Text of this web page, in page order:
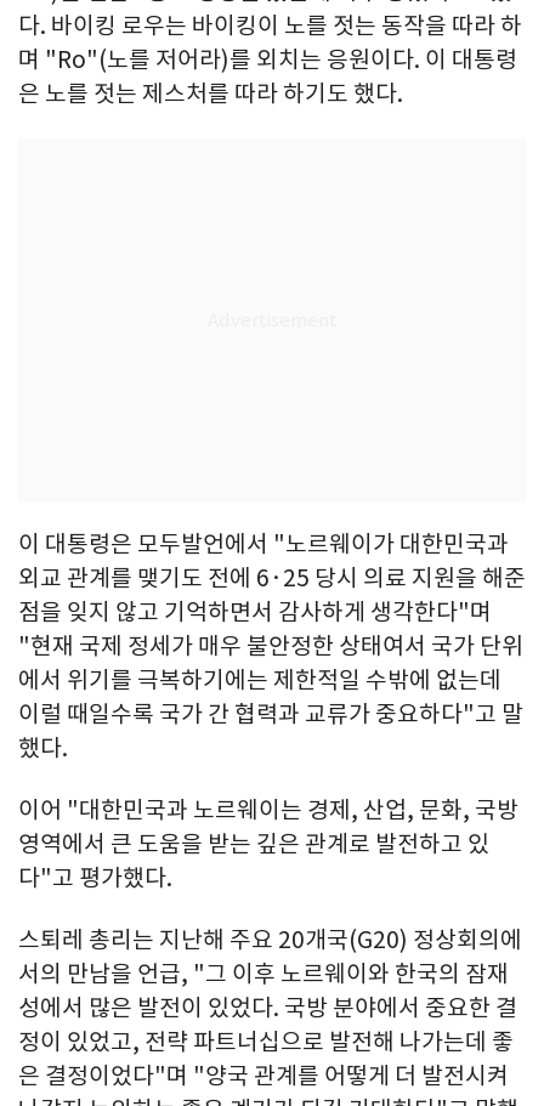
다. 바이킹 로우는 바이킹이 노를 젓는 동작을 따라 하
며 "Ro"(노를 저어라)를 외치는 응원이다. 이 대통령
은 노를 젓는 제스처를 따라 하기도 했다.
이 대통령은 모두발언에서 "노르웨이가 대한민국과
외교 관계를 맺기도 전에 6·25 당시 의료 지원을 해준
점을 잊지 않고 기억하면서 감사하게 생각한다"며
"현재 국제 정세가 매우 불안정한 상태여서 국가 단위
에서 위기를 극복하기에는 제한적일 수밖에 없는데
이럴 때일수록 국가 간 협력과 교류가 중요하다"고 말
했다.
이어 "대한민국과 노르웨이는 경제, 산업, 문화, 국방
영역에서 큰 도움을 받는 깊은 관계로 발전하고 있
다"고 평가했다.
스퇴레 총리는 지난해 주요 20개국(G20) 정상회의에
서의 만남을 언급, "그 이후 노르웨이와 한국의 잠재
성에서 많은 발전이 있었다. 국방 분야에서 중요한 결
정이 있었고, 전략 파트너십으로 발전해 나가는데 좋
은 결정이었다"며 "양국 관계를 어떻게 더 발전시켜